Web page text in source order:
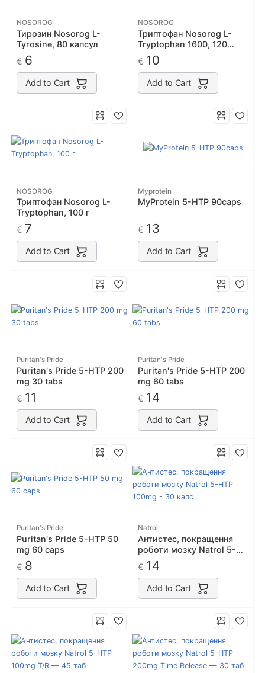
NOSOROG
Тирозин Nosorog L-
Tyrosine, 80 капсул
€ 6
Add to Cart
NOSOROG
Триптофан Nosorog L-
Tryptophan 1600, 120
капс
€ 10
Add to Cart
NOSOROG
Триптофан Nosorog L-
Tryptophan, 100 г
€ 7
Add to Cart
Myprotein
MyProtein 5-HTP 90caps
€ 13
Add to Cart
Puritan's Pride
Puritan's Pride 5-HTP 200
mg 30 tabs
€ 11
Add to Cart
Puritan's Pride
Puritan's Pride 5-HTP 200
mg 60 tabs
€ 14
Add to Cart
Puritan's Pride
Puritan's Pride 5-HTP 50
mg 60 caps
€ 8
Add to Cart
Natrol
Антистес, покращення
роботи мозку Natrol 5-
HTP 100mg - 30 капс
€ 14
Add to Cart